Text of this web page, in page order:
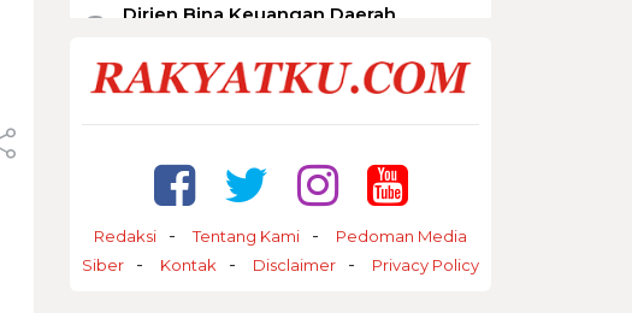
6
Dirjen Bina Keuangan Daerah
Sama dengan DPR RI, Begini
Penjelasannya
Mahasiswa Unhas Mulai KKN Tematik
8
Timnas Sepak Takraw Menuju Asian
Games 2026, Pemkot Siap Beri
Redaksi Tentang Kami
Pedoman Media
Siber
Kontak Disclaimer Privacy Policy